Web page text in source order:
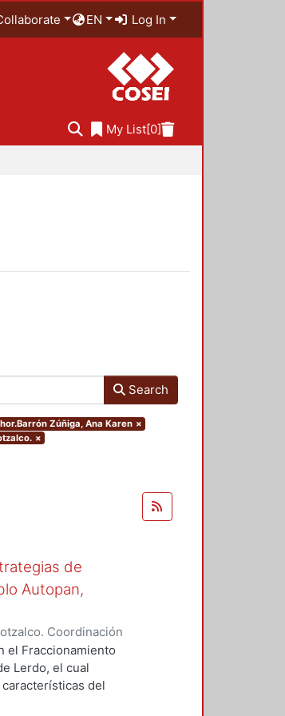
EN Log In
My List[0]
Search
Zúñiga, Ana Karen ×
×
de
Autopan,
Coordinación
el Fraccionamiento
Lerdo, el cual
del